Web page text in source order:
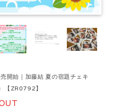
開始｜加藤結 夏の宿題チェキ
【ZR0792】